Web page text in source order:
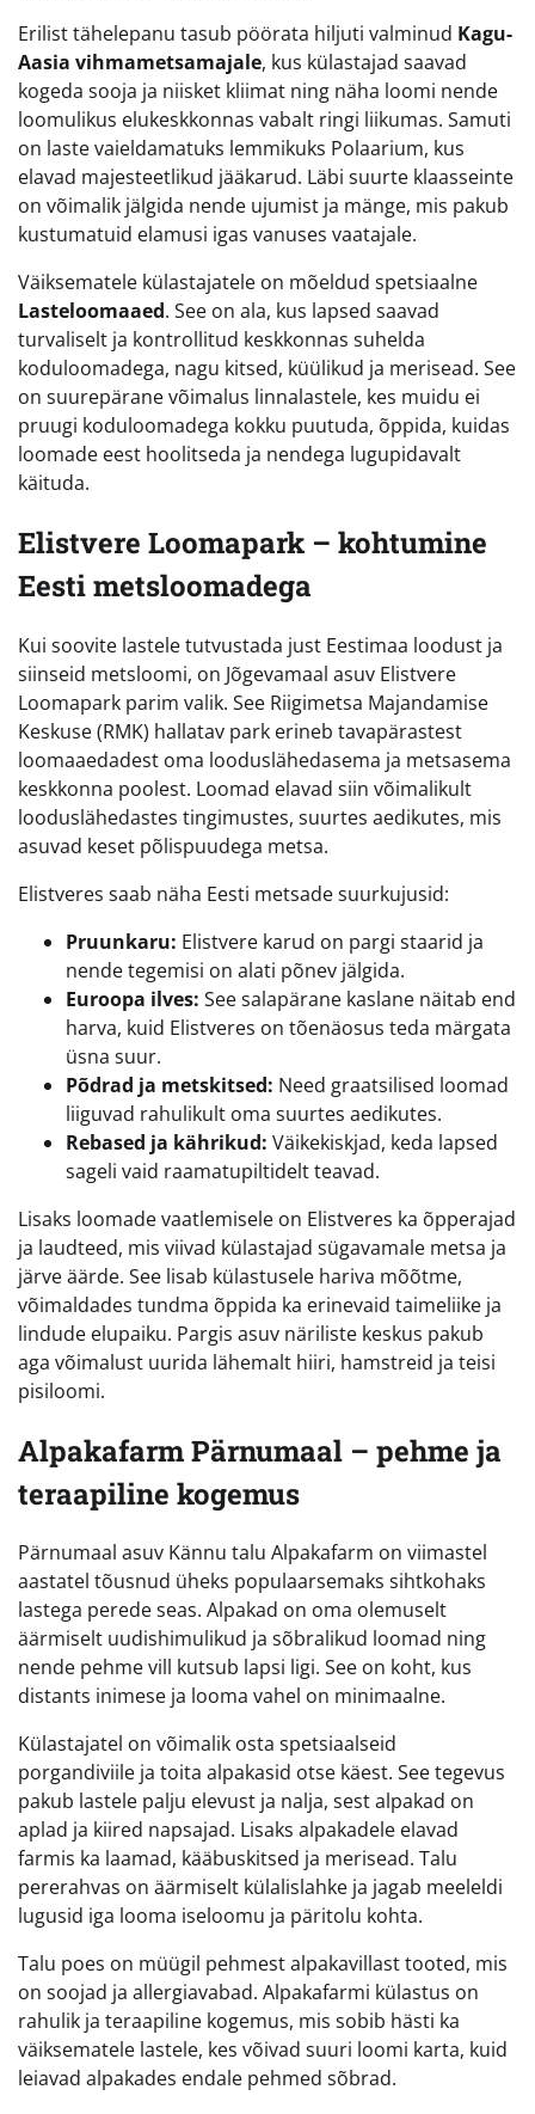
Erilist tähelepanu tasub pöörata hiljuti valminud Kagu-
Aasia vihmametsamajale, kus külastajad saavad
kogeda sooja ja niisket kliimat ning näha loomi nende
loomulikus elukeskkonnas vabalt ringi liikumas. Samuti
on laste vaieldamatuks lemmikuks Polaarium, kus
elavad majesteetlikud jääkarud. Läbi suurte klaasseinte
on võimalik jälgida nende ujumist ja mänge, mis pakub
kustumatuid elamusi igas vanuses vaatajale.
Väiksematele külastajatele on mõeldud spetsiaalne
Lasteloomaaed. See on ala, kus lapsed saavad
turvaliselt ja kontrollitud keskkonnas suhelda
koduloomadega, nagu kitsed, küülikud ja merisead. See
on suurepärane võimalus linnalastele, kes muidu ei
pruugi koduloomadega kokku puutuda, õppida, kuidas
loomade eest hoolitseda ja nendega lugupidavalt
käituda.
Elistvere Loomapark – kohtumine
Eesti metsloomadega
Kui soovite lastele tutvustada just Eestimaa loodust ja
siinseid metsloomi, on Jõgevamaal asuv Elistvere
Loomapark parim valik. See Riigimetsa Majandamise
Keskuse (RMK) hallatav park erineb tavapärastest
loomaaedadest oma looduslähedasema ja metsasema
keskkonna poolest. Loomad elavad siin võimalikult
looduslähedastes tingimustes, suurtes aedikutes, mis
asuvad keset põlispuudega metsa.
Elistveres saab näha Eesti metsade suurkujusid:
Pruunkaru: Elistvere karud on pargi staarid ja
nende tegemisi on alati põnev jälgida.
Euroopa ilves: See salapärane kaslane näitab end
harva, kuid Elistveres on tõenäosus teda märgata
üsna suur.
Põdrad ja metskitsed: Need graatsilised loomad
liiguvad rahulikult oma suurtes aedikutes.
Rebased ja kährikud: Väikekiskjad, keda lapsed
sageli vaid raamatupiltidelt teavad.
Lisaks loomade vaatlemisele on Elistveres ka õpperajad
ja laudteed, mis viivad külastajad sügavamale metsa ja
järve äärde. See lisab külastusele hariva mõõtme,
võimaldades tundma õppida ka erinevaid taimeliike ja
lindude elupaiku. Pargis asuv näriliste keskus pakub
aga võimalust uurida lähemalt hiiri, hamstreid ja teisi
pisiloomi.
Alpakafarm Pärnumaal – pehme ja
teraapiline kogemus
Pärnumaal asuv Kännu talu Alpakafarm on viimastel
aastatel tõusnud üheks populaarsemaks sihtkohaks
lastega perede seas. Alpakad on oma olemuselt
äärmiselt uudishimulikud ja sõbralikud loomad ning
nende pehme vill kutsub lapsi ligi. See on koht, kus
distants inimese ja looma vahel on minimaalne.
Külastajatel on võimalik osta spetsiaalseid
porgandiviile ja toita alpakasid otse käest. See tegevus
pakub lastele palju elevust ja nalja, sest alpakad on
aplad ja kiired napsajad. Lisaks alpakadele elavad
farmis ka laamad, kääbuskitsed ja merisead. Talu
pererahvas on äärmiselt külalislahke ja jagab meeleldi
lugusid iga looma iseloomu ja päritolu kohta.
Talu poes on müügil pehmest alpakavillast tooted, mis
on soojad ja allergiavabad. Alpakafarmi külastus on
rahulik ja teraapiline kogemus, mis sobib hästi ka
väiksematele lastele, kes võivad suuri loomi karta, kuid
leiavad alpakades endale pehmed sõbrad.